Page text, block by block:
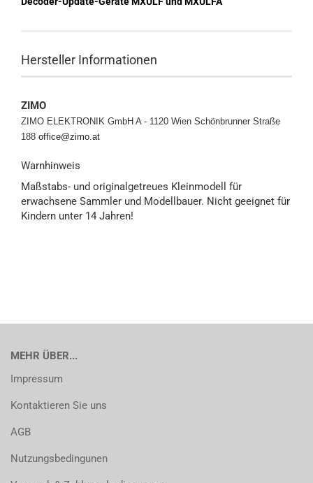
Hersteller Informationen
ZIMO
ZIMO ELEKTRONIK GmbH A - 1120 Wien Schönbrunner Straße
188 office@zimo.at
Warnhinweis
Maßstabs- und originalgetreues Kleinmodell für
erwachsene Sammler und Modellbauer. Nicht geeignet für
Kindern unter 14 Jahren!
MEHR ÜBER...
Impressum
Kontaktieren Sie uns
AGB
Nutzungsbedingunen